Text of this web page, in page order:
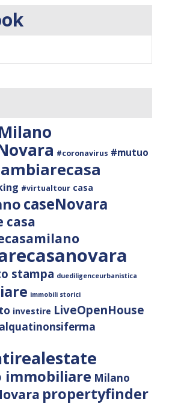
#coronavirus #mutuo
#virtualtour casa
caseNovara
casa
stampa duediligenceurbanistica
immobili storici
investire LiveOpenHouse
immobiliare Milano
propertyfinder